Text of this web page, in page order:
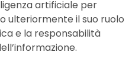
artificiale per
ulteriormente il suo ruolo
e la responsabilità